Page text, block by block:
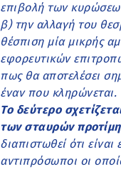
επιβολή των
β) την αλλαγή του
θέσπιση μία μικρής
εφορευτικών
πως θα αποτελέσει
έναν που κληρώνεται.
Το δεύτερο
των σταυρών
διαπιστωθεί ότι είναι
αντιπρόσωποι οι